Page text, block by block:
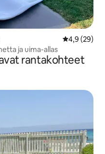
4,9 (29)
ja uima-allas
rantakohteet